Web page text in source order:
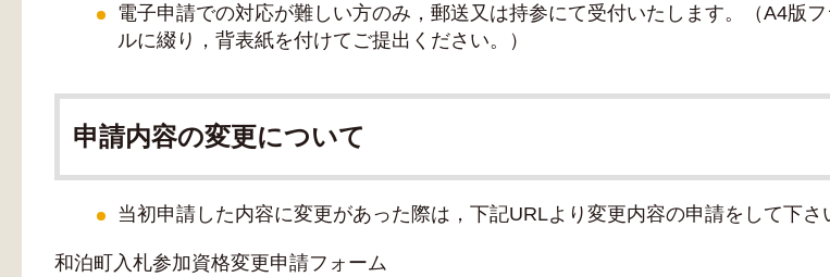
電子申請での対応が難しい方のみ，郵送又は持参にて受付いたします。（A4版
ルに綴り，背表紙を付けてご提出ください。）
申請内容の変更について
当初申請した内容に変更があった際は，下記URLより変更内容の申請をして下さ
和泊町入札参加資格変更申請フォーム